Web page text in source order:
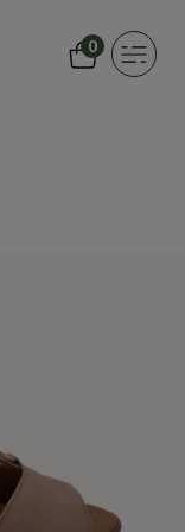
0
Toggle